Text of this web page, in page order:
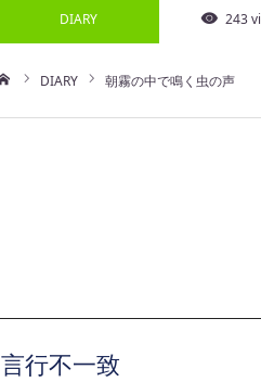
DIARY 243
DIARY 朝霧の中で鳴く虫の声
言行不一致